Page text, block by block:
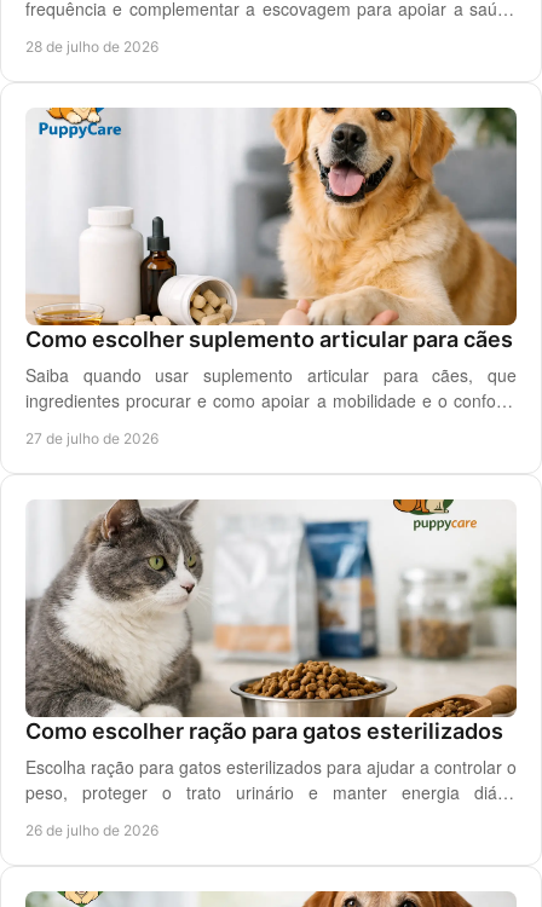
frequência e complementar a escovagem para apoiar a saúde
28 de julho de 2026
Como escolher suplemento articular para cães
Saiba quando usar suplemento articular para cães, que
ingredientes procurar e como apoiar a mobilidade e o conforto
27 de julho de 2026
Como escolher ração para gatos esterilizados
Escolha ração para gatos esterilizados para ajudar a controlar o
peso, proteger o trato urinário e manter energia diária
26 de julho de 2026